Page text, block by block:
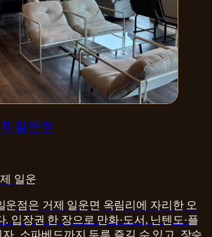
일운점
일운
운점은 거제 일운면 옥림리에 자리한 오
입장권 한 장으로 만화·도서, 닌텐도·플